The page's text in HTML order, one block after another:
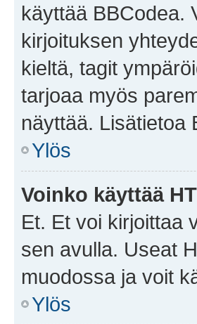
käyttää BBCodea.
kirjoituksen
kieltä, tagit
tarjoaa myös
näyttää. Lisätietoa
Ylös
Voinko käyttää
Et. Et voi kirjoittaa
sen avulla. Useat
muodossa ja voit
Ylös